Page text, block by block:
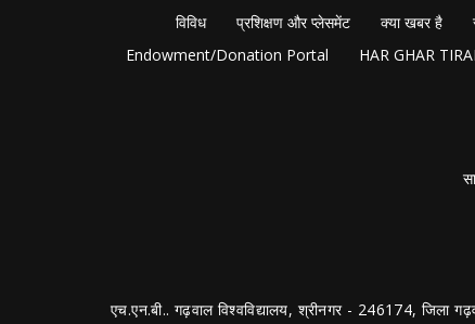
विविध
प्रशिक्षण और प्लेसमेंट क्या खबर है
Endowment/Donation Portal
HAR GHAR
एच.एन.बी.. गढ़वाल विश्वविद्यालय, श्रीनगर - 246174, जिला